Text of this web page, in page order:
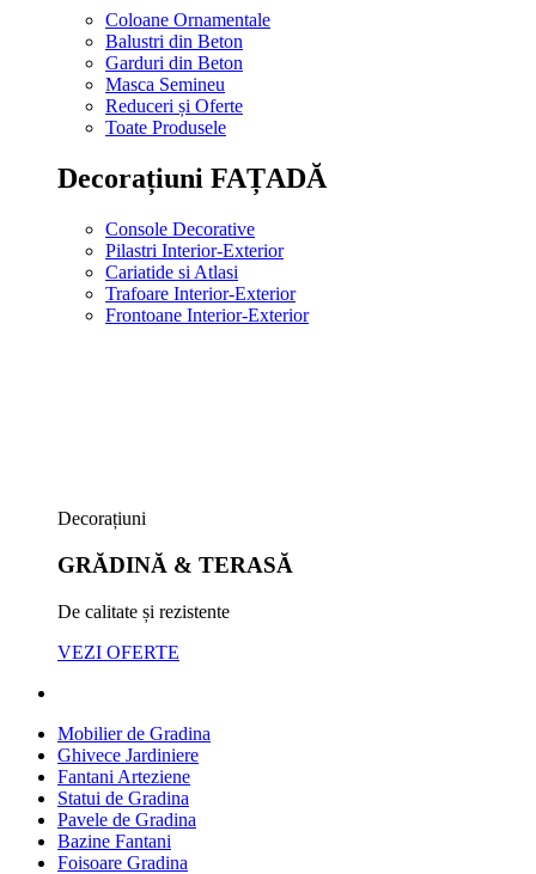
Coloane Ornamentale
Balustri din Beton
Garduri din Beton
Masca Semineu
Reduceri și Oferte
Toate Produsele
Decorațiuni FAȚADĂ
Console Decorative
Pilastri Interior-Exterior
Cariatide si Atlasi
Trafoare Interior-Exterior
Frontoane Interior-Exterior
Decorațiuni
GRĂDINĂ & TERASĂ
De calitate și rezistente
VEZI OFERTE
Mobilier de Gradina
Ghivece Jardiniere
Fantani Arteziene
Statui de Gradina
Pavele de Gradina
Bazine Fantani
Foisoare Gradina